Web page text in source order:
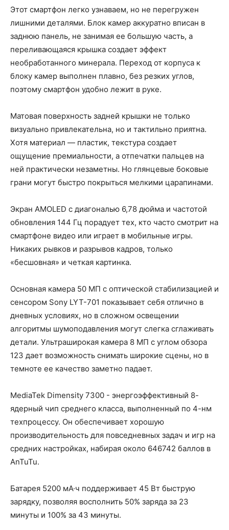
Этот смартфон легко узнаваем, но не перегружен
лишними деталями. Блок камер аккуратно вписан в
заднюю панель, не занимая ее большую часть, а
переливающаяся крышка создает эффект
необработанного минерала. Переход от корпуса к
блоку камер выполнен плавно, без резких углов,
поэтому смартфон удобно лежит в руке.
Матовая поверхность задней крышки не только
визуально привлекательна, но и тактильно приятна.
Хотя материал — пластик, текстура создает
ощущение премиальности, а отпечатки пальцев на
ней практически незаметны. Но глянцевые боковые
грани могут быстро покрыться мелкими царапинами.
Экран AMOLED с диагональю 6,78 дюйма и частотой
обновления 144 Гц порадует тех, кто часто смотрит на
смартфоне видео или играет в мобильные игры.
Никаких рывков и разрывов кадров, только
«бесшовная» и четкая картинка.
Основная камера 50 МП с оптической стабилизацией и
сенсором Sony LYT-701 показывает себя отлично в
дневных условиях, но в сложном освещении
алгоритмы шумоподавления могут слегка сглаживать
детали. Ультраширокая камера 8 МП с углом обзора
123 дает возможность снимать широкие сцены, но в
темноте ее качество заметно падает.
MediaTek Dimensity 7300 - энергоэффективный 8-
ядерный чип среднего класса, выполненный по 4-нм
техпроцессу. Он обеспечивает хорошую
производительность для повседневных задач и игр на
средних настройках, набирая около 646742 баллов в
AnTuTu.
Батарея 5200 мА·ч поддерживает 45 Вт быструю
зарядку, позволяя восполнить 50% заряда за 23
минуты и 100% за 43 минуты.